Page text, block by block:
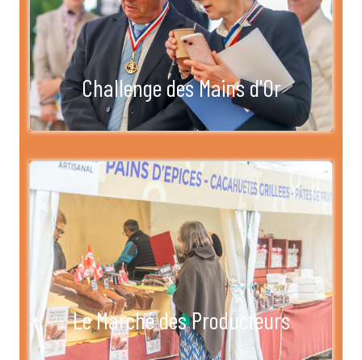
Challenge des Mains d'Or
Le Marché des Producteurs